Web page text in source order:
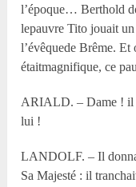
l’époque… Berthold
lepauvre Tito jouait
l’évêquede Brême.
étaitmagnifique, ce
ARIALD. – Dame ! il
lui !
LANDOLF. – Il
Sa Majesté : il